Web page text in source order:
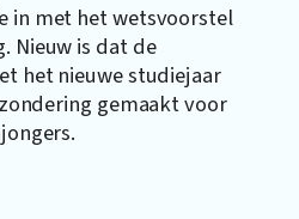
in met het wetsvoorstel
Nieuw is dat de
het nieuwe studiejaar
gemaakt voor